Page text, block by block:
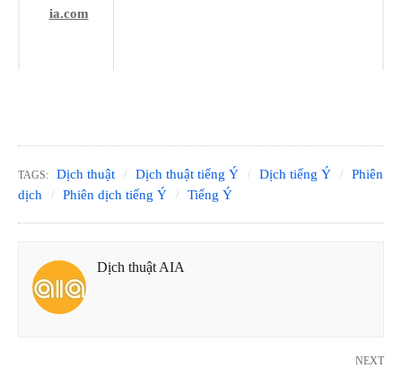
ia.com
TAGS: Dịch thuật Dịch thuật tiếng Ý Dịch tiếng Ý
Phiên
dịch
Phiên dịch tiếng Ý Tiếng Ý
Dịch thuật AIA
NEXT